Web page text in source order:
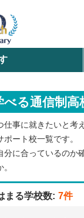
エリアを
る通信制
事に就きたいと考
ート校一覧です。
に合っているのか
まる学校数: 7件